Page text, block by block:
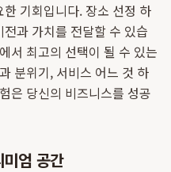
기회입니다. 장소 선정 하
과 가치를 전달할 수 있습
서 최고의 선택이 될 수 있는
분위기, 서비스 어느 것 하
은 당신의 비즈니스를 성공
엄 공간